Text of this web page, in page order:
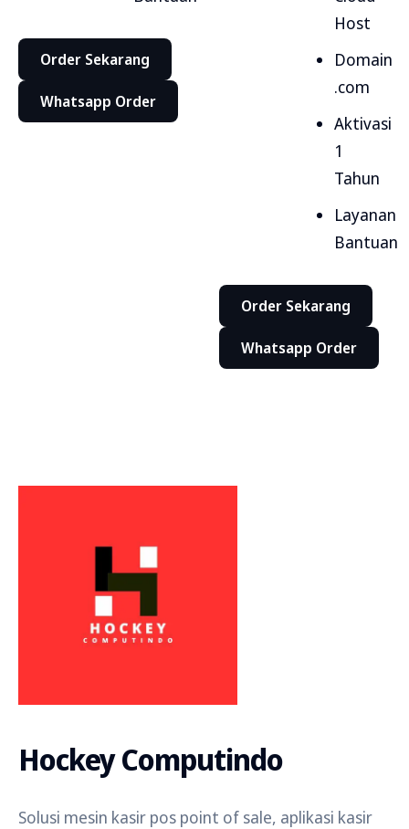
Order Sekarang
Whatsapp Order
Host
Domain
.com
Aktivasi
1
Tahun
Layanan
Bantuan
Order Sekarang
Whatsapp Order
Hockey Computindo
Solusi mesin kasir pos point of sale, aplikasi kasir